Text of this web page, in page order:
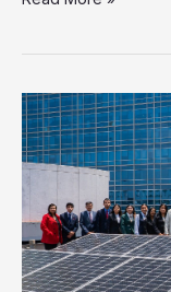
Cox
lanza
convocatoria
de
becas
para
estudiar
carreras